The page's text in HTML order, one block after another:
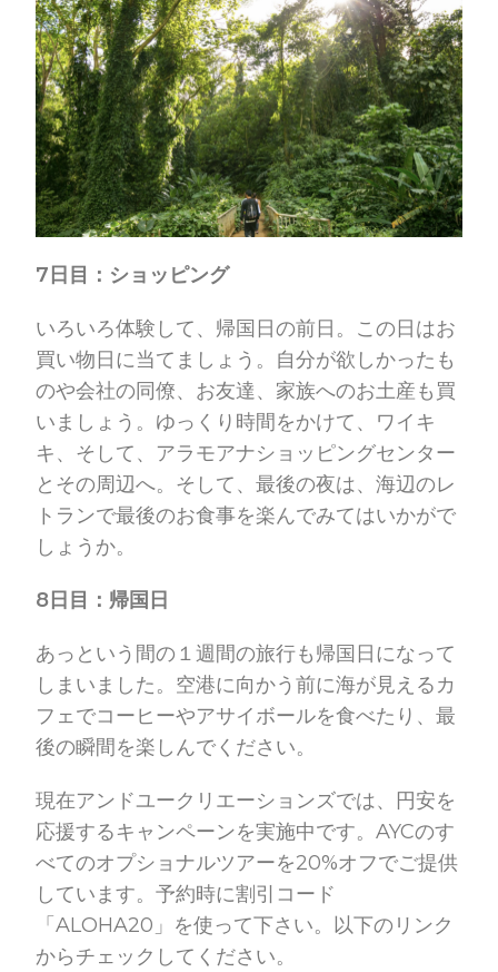
7日目：ショッピング
いろいろ体験して、帰国日の前日。この日はお
買い物日に当てましょう。自分が欲しかったも
のや会社の同僚、お友達、家族へのお土産も買
いましょう。ゆっくり時間をかけて、ワイキ
キ、そして、アラモアナショッピングセンター
とその周辺へ。そして、最後の夜は、海辺のレ
トランで最後のお食事を楽んでみてはいかがで
しょうか。
8日目：帰国日
あっという間の１週間の旅行も帰国日になって
しまいました。空港に向かう前に海が見えるカ
フェでコーヒーやアサイボールを食べたり、最
後の瞬間を楽しんでください。
現在アンドユークリエーションズでは、円安を
応援するキャンペーンを実施中です。AYCのす
べてのオプショナルツアーを20%オフでご提供
しています。予約時に割引コード
「ALOHA20」を使って下さい。以下のリンク
からチェックしてください。